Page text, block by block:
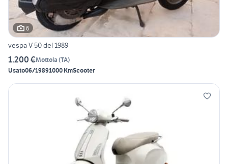
6
vespa V 50 del 1989
1.200 €Mottola (TA)
Usato06/19891000 KmScooter